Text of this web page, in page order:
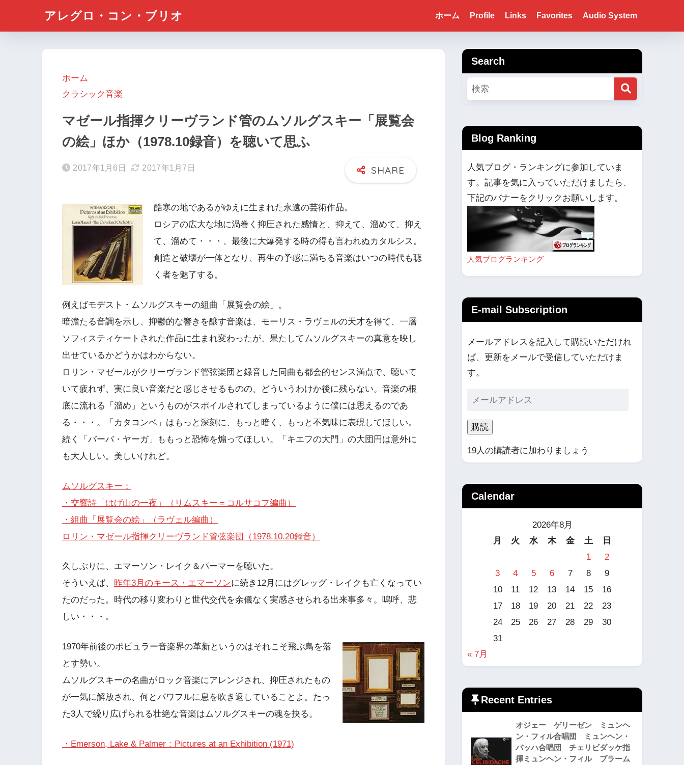
アレグロ・コン・ブリオ ホーム Profile Links Favorites Audio System
ホーム
クラシック音楽
マゼール指揮クリーヴランド管のムソルグスキー「展覧会
の絵」ほか（1978.10録音）を聴いて思ふ
2017年1月6日 2017年1月7日
酷寒の地であるがゆえに生まれた永遠の芸術作品。
ロシアの広大な地に渦巻く抑圧された感情と、抑えて、溜めて、抑え
て、溜めて・・・、最後に大爆発する時の得も言われぬカタルシス。
創造と破壊が一体となり、再生の予感に満ちる音楽はいつの時代も聴
く者を魅了する。
例えばモデスト・ムソルグスキーの組曲「展覧会の絵」。
暗澹たる音調を示し、抑鬱的な響きを醸す音楽は、モーリス・ラヴェルの天才を得て、一層
ソフィスティケートされた作品に生まれ変わったが、果たしてムソルグスキーの真意を映し
出せているかどうかはわからない。
ロリン・マゼールがクリーヴランド管弦楽団と録音した同曲も都会的センス満点で、聴いて
いて疲れず、実に良い音楽だと感じさせるものの、どういうわけか後に残らない。音楽の根
底に流れる「溜め」というものがスポイルされてしまっているように僕には思えるのであ
る・・・。「カタコンベ」はもっと深刻に、もっと暗く、もっと不気味に表現してほしい。
続く「バーバ・ヤーガ」ももっと恐怖を煽ってほしい。「キエフの大門」の大団円は意外に
も大人しい。美しいけれど。
ムソルグスキー：
・交響詩「はげ山の一夜」（リムスキー＝コルサコフ編曲）
・組曲「展覧会の絵」（ラヴェル編曲）
ロリン・マゼール指揮クリーヴランド管弦楽団（1978.10.20録音）
久しぶりに、エマーソン・レイク＆パーマーを聴いた。
そういえば、 昨年3月のキース・エマーソンに続き12月にはグレッグ・レイクも亡くなってい
たのだった。時代の移り変わりと世代交代を余儀なく実感させられる出来事多々。嗚呼、悲
しい・・・。
1970年前後のポピュラー音楽界の革新というのはそれこそ飛ぶ鳥を落
とす勢い。
ムソルグスキーの名曲がロック音楽にアレンジされ、抑圧されたもの
が一気に解放され、何とパワフルに息を吹き返していることよ。たっ
た3人で繰り広げられる壮絶な音楽はムソルグスキーの魂を抉る。
・Emerson, Lake & Palmer：Pictures at an Exhibition (1971)
Search
Blog Ranking
人気ブログ・ランキングに参加していま
す。記事を気に入っていただけましたら、
下記のバナーをクリックお願いします。
人気ブログランキング
E-mail Subscription
メールアドレスを記入して購読いただけれ
ば、更新をメールで受信していただけま
す。
購読
19人の購読者に加わりましょう
Calendar
2026年8月
月
火 水 木 金 土
日
1
2
3
4 5 6 7 8
9
10
11 12 13 14 15
16
17
18 19 20 21 22
23
24
25 26 27 28 29
30
31
« 7月
Recent Entries
オジェー ゲリーゼン ミュンヘ
ン・フィル合唱団 ミュンヘン・
バッハ合唱団 チェリビダッケ指
揮ミュンヘン・フィル ブラーム